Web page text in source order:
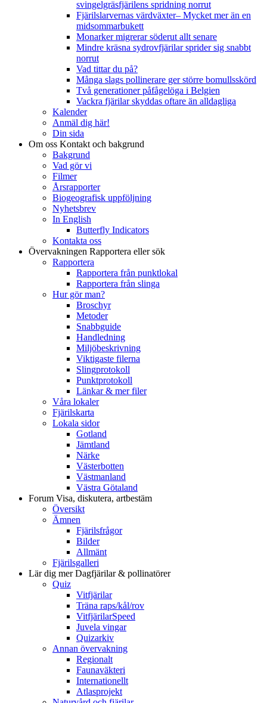
svingelgräsfjärilens spridning norrut
Fjärilslarvernas värdväxter– Mycket mer än en
midsommarbukett
Monarker migrerar söderut allt senare
Mindre kräsna sydrovfjärilar sprider sig snabbt
norrut
Vad tittar du på?
Många slags pollinerare ger större bomullsskörd
Två generationer påfågelöga i Belgien
Vackra fjärilar skyddas oftare än alldagliga
Kalender
Anmäl dig här!
Din sida
Om oss Kontakt och bakgrund
Bakgrund
Vad gör vi
Filmer
Årsrapporter
Biogeografisk uppföljning
Nyhetsbrev
In English
Butterfly Indicators
Kontakta oss
Övervakningen Rapportera eller sök
Rapportera
Rapportera från punktlokal
Rapportera från slinga
Hur gör man?
Broschyr
Metoder
Snabbguide
Handledning
Miljöbeskrivning
Viktigaste filerna
Slingprotokoll
Punktprotokoll
Länkar & mer filer
Våra lokaler
Fjärilskarta
Lokala sidor
Gotland
Jämtland
Närke
Västerbotten
Västmanland
Västra Götaland
Forum Visa, diskutera, artbestäm
Översikt
Ämnen
Fjärilsfrågor
Bilder
Allmänt
Fjärilsgalleri
Lär dig merDagfjärilar & pollinatörer
Quiz
Vitfjärilar
Träna raps/kål/rov
VitfjärilarSpeed
Juvela vingar
Quizarkiv
Annan övervakning
Regionalt
Faunaväkteri
Internationellt
Atlasprojekt